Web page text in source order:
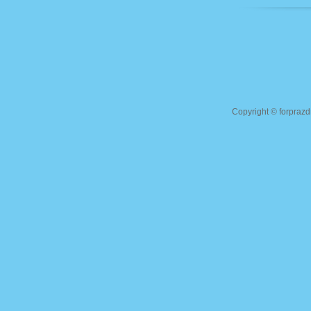
Copyright ©